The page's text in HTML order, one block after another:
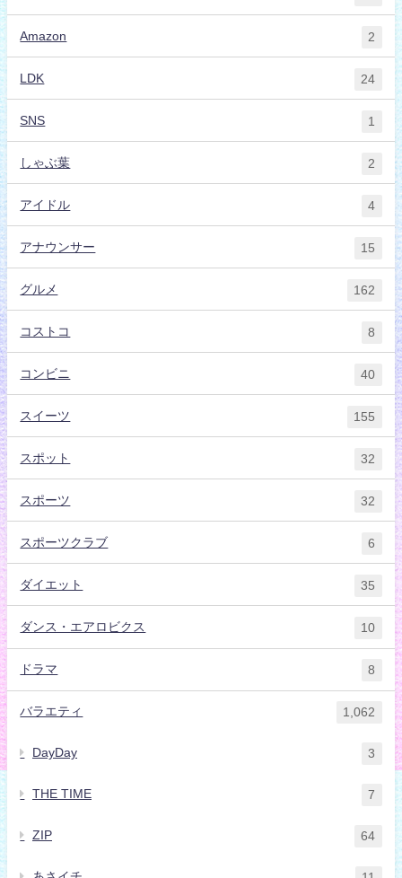
Amazon 2
LDK 24
SNS 1
しゃぶ葉 2
アイドル 4
アナウンサー 15
グルメ 162
コストコ 8
コンビニ 40
スイーツ 155
スポット 32
スポーツ 32
スポーツクラブ 6
ダイエット 35
ダンス・エアロビクス 10
ドラマ 8
バラエティ 1,062
DayDay 3
THE TIME 7
ZIP 64